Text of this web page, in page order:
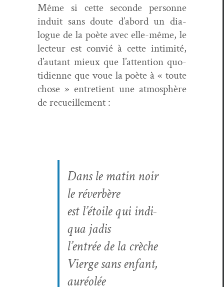
Même si cette sec­onde per­son­ne
induit sans doute d’abord un dia­
logue de la poète avec elle-même, le
lecteur est con­vié à cette intim­ité,
d’autant mieux que l’attention quo­
ti­di­enne que voue la poète à « toute
chose » entre­tient une atmo­sphère
de recueillement :
Dans le matin noir
le réverbère
est l’étoile qui indi­
qua jadis
l’entrée de la crèche
Vierge sans enfant,
auréolée